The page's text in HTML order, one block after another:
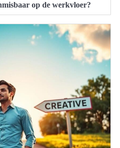
op de werkvloer?